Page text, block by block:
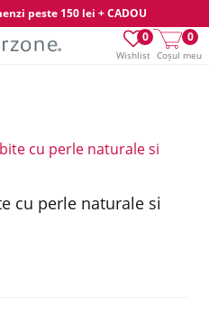
peste 150 lei + CADOU
Wishlist
0
Coșul meu
0
cu perle naturale si